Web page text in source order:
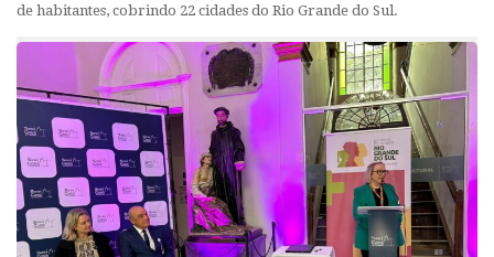
de habitantes, cobrindo 22 cidades do Rio Grande do Sul.